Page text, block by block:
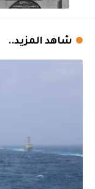
شاهد المزيد..